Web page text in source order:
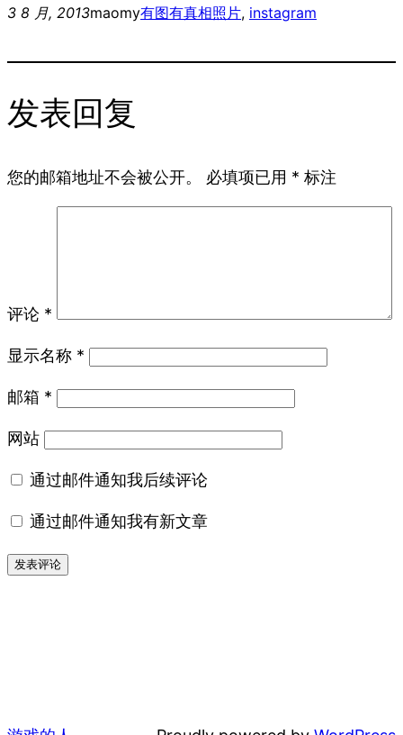
3 8 月, 2013maomy有图有真相照片, instagram
发表回复
您的邮箱地址不会被公开。 必填项已用 * 标注
评论 *
显示名称 *
邮箱 *
网站
通过邮件通知我后续评论
通过邮件通知我有新文章